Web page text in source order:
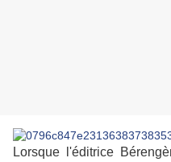
Lorsque l'éditrice